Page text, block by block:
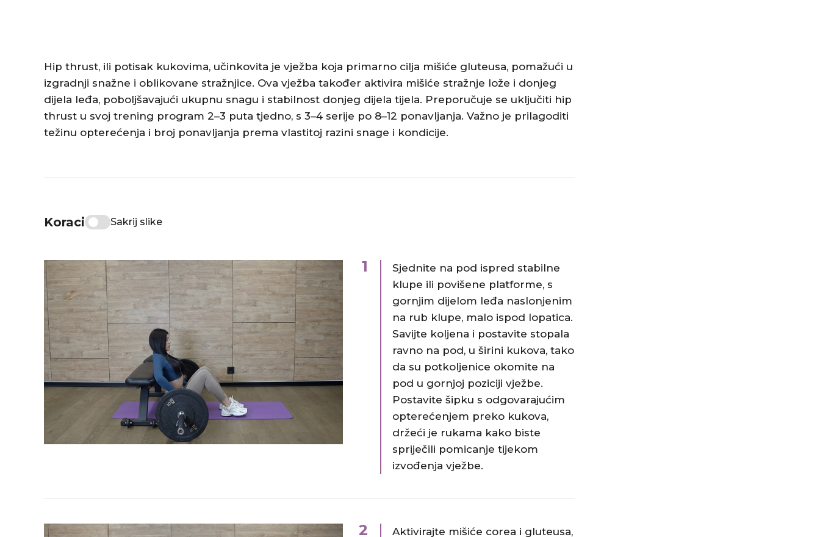
Hip thrust, ili potisak kukovima, učinkovita je vježba koja primarno cilja mišiće gluteusa, pomažući u
izgradnji snažne i oblikovane stražnjice. Ova vježba također aktivira mišiće stražnje lože i donjeg
dijela leđa, poboljšavajući ukupnu snagu i stabilnost donjeg dijela tijela. Preporučuje se uključiti hip
thrust u svoj trening program 2–3 puta tjedno, s 3–4 serije po 8–12 ponavljanja. Važno je prilagoditi
težinu opterećenja i broj ponavljanja prema vlastitoj razini snage i kondicije. ​
Koraci Sakrij slike
1
Sjednite na pod ispred stabilne
klupe ili povišene platforme, s
gornjim dijelom leđa naslonjenim
na rub klupe, malo ispod lopatica.
Savijte koljena i postavite stopala
ravno na pod, u širini kukova, tako
da su potkoljenice okomite na
pod u gornjoj poziciji vježbe.
Postavite šipku s odgovarajućim
opterećenjem preko kukova,
držeći je rukama kako biste
spriječili pomicanje tijekom
izvođenja vježbe.​
2
Aktivirajte mišiće corea i gluteusa,